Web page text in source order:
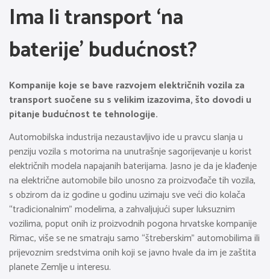
Ima li transport ‘na
baterije’ budućnost?
Kompanije koje se bave razvojem električnih vozila za
transport suočene su s velikim izazovima, što dovodi u
pitanje budućnost te tehnologije.
Automobilska industrija nezaustavljivo ide u pravcu slanja u
penziju vozila s motorima na unutrašnje sagorijevanje u korist
električnih modela napajanih baterijama. Jasno je da je klađenje
na električne automobile bilo unosno za proizvođače tih vozila,
s obzirom da iz godine u godinu uzimaju sve veći dio kolača
“tradicionalnim” modelima, a zahvaljujući super luksuznim
vozilima, poput onih iz proizvodnih pogona hrvatske kompanije
Rimac, više se ne smatraju samo “štreberskim” automobilima ili
prijevoznim sredstvima onih koji se javno hvale da im je zaštita
planete Zemlje u interesu.